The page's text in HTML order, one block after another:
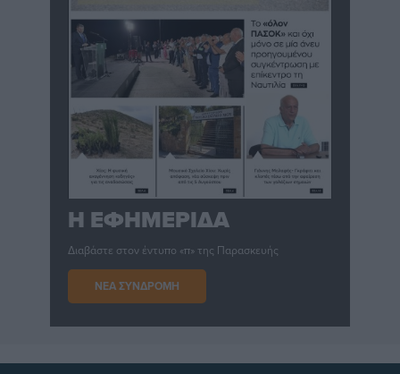
Η ΕΦΗΜΕΡΙΔΑ
Διαβάστε στον έντυπο «π» της Παρασκευής
ΝΕΑ ΣΥΝΔΡΟΜΗ